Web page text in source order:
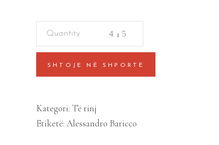
quantity
SHTOJE NË SHPORTË
Kategori: Të rinj
Etiketë: Alessandro Baricco